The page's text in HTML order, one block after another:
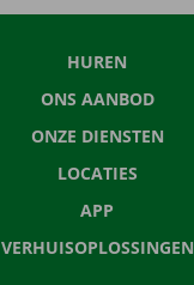
HUREN
ONS AANBOD
ONZE DIENSTEN
LOCATIES
APP
VERHUISOPLOSSINGEN